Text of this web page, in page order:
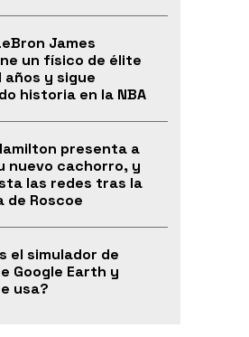
James
un físico de élite
años y sigue
historia en la NBA
presenta a
nuevo cachorro, y
las redes tras la
de Roscoe
el simulador de
Google Earth y
usa?